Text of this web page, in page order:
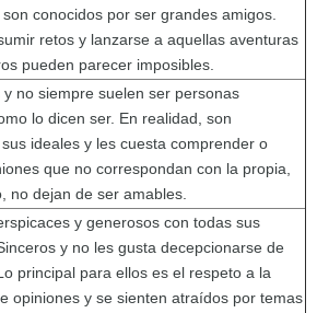
conocidos por ser grandes amigos.
retos y lanzarse a aquellas aventuras
pueden parecer imposibles.
y no siempre suelen ser personas
lo dicen ser. En realidad, son
ideales y les cuesta comprender o
que no correspondan con la propia,
no dejan de ser amables.
y generosos con todas sus
y no les gusta decepcionarse de
principal para ellos es el respeto a la
opiniones y se sienten atraídos por temas